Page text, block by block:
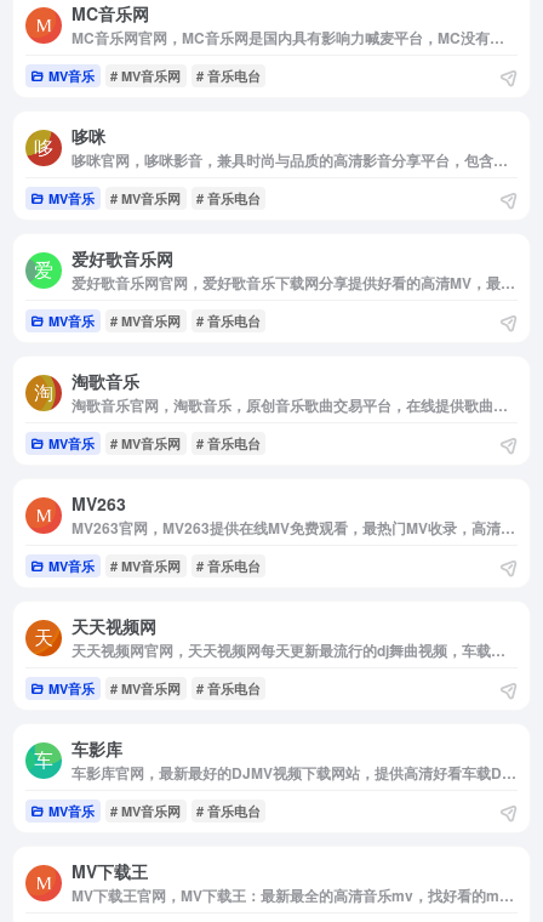
MC音乐网
MC音乐网官网，MC音乐网是国内具有影响力喊麦平台，MC没有止境我们永远在探索中创新。我们的使命就是完成每一位mc爱好者的梦想，将中国的MC发扬光大永不裂变。我们承诺只做健康绿色正能量的音乐。
MV音乐 # MV音乐网 # 音乐电台
哆咪
哆咪官网，哆咪影音，兼具时尚与品质的高清影音分享平台，包含演唱会蓝光原盘BDMV/BDISO下载，4K超清MV下载，Hi-Res音乐与SACD下载。
MV音乐 # MV音乐网 # 音乐电台
爱好歌音乐网
爱好歌音乐网官网，爱好歌音乐下载网分享提供好看的高清MV，最新音乐下载地址及车载MV在线播放，支持手机HTML5在线播放，使用音乐MV解析工具快速获取高清MV音乐下载地址，高清MV下载，车载音乐高清MV，最新车载MV免费下载。
MV音乐 # MV音乐网 # 音乐电台
淘歌音乐
淘歌音乐官网，淘歌音乐，原创音乐歌曲交易平台，在线提供歌曲出售买卖，MV制作KTV发行，编曲伴奏制作，音乐推广宣传，音乐歌曲版权申请注册办理，是国内专业权威的原创音乐网站！
MV音乐 # MV音乐网 # 音乐电台
MV263
MV263官网，MV263提供在线MV免费观看，最热门MV收录，高清MV免费下载，高清MP4免费下载，MV263让生活更美好！
MV音乐 # MV音乐网 # 音乐电台
天天视频网
天天视频网官网，天天视频网每天更新最流行的dj舞曲视频，车载视频mv，dj视频舞曲，车载dj视频，最新美女dj视频下载
MV音乐 # MV音乐网 # 音乐电台
车影库
车影库官网，最新最好的DJMV视频下载网站，提供高清好看车载DJ舞曲视频，车载舞曲下载，我们网站有最专业视频剪辑师和DJ舞曲制作团队精心混音打造的DJ单曲和夜店DJ舞曲，每天更新最潮最嗨的DJ音乐视频，DJ现场舞曲视频，DJMV，酒吧夜店视频，让您感受高清好看的DJ现场视频的快乐，下载DJ车载视频就到车影库音乐网站 www，cheyingku，com
MV音乐 # MV音乐网 # 音乐电台
MV下载王
MV下载王官网，MV下载王：最新最全的高清音乐mv，找好看的mtv视频就来MvXZ，com